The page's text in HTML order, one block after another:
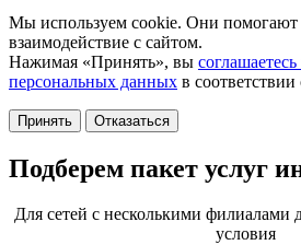
Мы используем cookie. Они помогают
взаимодействие с сайтом.
Нажимая «Принять», вы
персональных данных в соответствии
Принять Отказаться
Подберем пакет услуг
Для сетей с несколькими филиалами
условия